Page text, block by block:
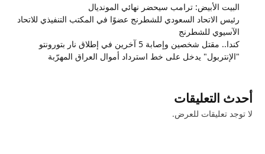
البيت الأبيض: ترامب سيحضر نهائي المونديال
رئيس الاتحاد السعودي للشطرنج عضوًا في المكتب التنفيذي للاتحاد
الآسيوي للشطرنج
كندا.. مقتل شخصين وإصابة 5 آخرين في إطلاق نار بتورونتو
"الإنتربول" يدخل على خط استرداد أموال العراق المهرّبة
أحدث التعليقات
لا توجد تعليقات للعرض.